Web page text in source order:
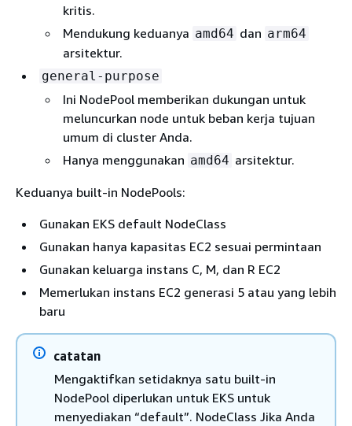
kritis.
Mendukung keduanya amd64 dan arm64
arsitektur.
general-purpose
Ini NodePool memberikan dukungan untuk
meluncurkan node untuk beban kerja tujuan
umum di cluster Anda.
Hanya menggunakan amd64 arsitektur.
Keduanya built-in NodePools:
Gunakan EKS default NodeClass
Gunakan hanya kapasitas EC2 sesuai permintaan
Gunakan keluarga instans C, M, dan R EC2
Memerlukan instans EC2 generasi 5 atau yang lebih
baru
catatan
Mengaktifkan setidaknya satu built-in
NodePool diperlukan untuk EKS untuk
menyediakan “default”. NodeClass Jika Anda